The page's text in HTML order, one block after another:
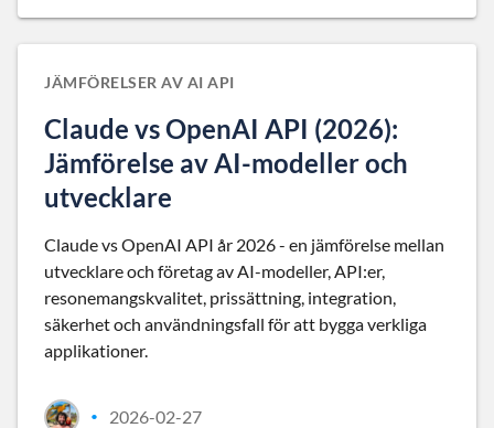
JÄMFÖRELSER AV AI API
Claude vs OpenAI API (2026):
Jämförelse av AI-modeller och
utvecklare
Claude vs OpenAI API år 2026 - en jämförelse mellan
utvecklare och företag av AI-modeller, API:er,
resonemangskvalitet, prissättning, integration,
säkerhet och användningsfall för att bygga verkliga
applikationer.
• 2026-02-27